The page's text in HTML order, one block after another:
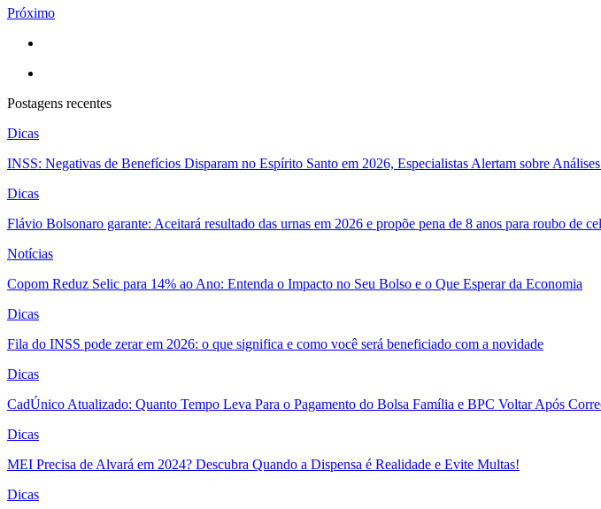
Próximo
Postagens recentes
Dicas
INSS: Negativas de Benefícios Disparam no Espírito Santo em 2026, Especialistas Alertam sobre
Dicas
Flávio Bolsonaro garante: Aceitará resultado das urnas em 2026 e propõe pena de 8 anos para roubo de
Notícias
Copom Reduz Selic para 14% ao Ano: Entenda o Impacto no Seu Bolso e o Que Esperar da Economia
Dicas
Fila do INSS pode zerar em 2026: o que significa e como você será beneficiado com a novidade
Dicas
CadÚnico Atualizado: Quanto Tempo Leva Para o Pagamento do Bolsa Família e BPC Voltar Após
Dicas
MEI Precisa de Alvará em 2024? Descubra Quando a Dispensa é Realidade e Evite Multas!
Dicas